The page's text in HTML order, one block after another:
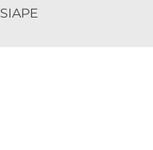
SIAPE